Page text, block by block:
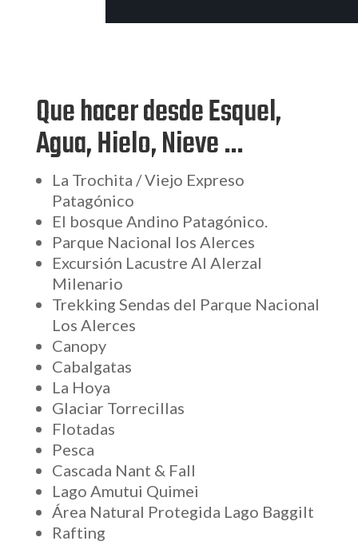
Que hacer desde Esquel,
Agua, Hielo, Nieve …
La Trochita / Viejo Expreso
Patagónico
El bosque Andino Patagónico.
Parque Nacional los Alerces
Excursión Lacustre Al Alerzal
Milenario
Trekking Sendas del Parque Nacional
Los Alerces
Canopy
Cabalgatas
La Hoya
Glaciar Torrecillas
Flotadas
Pesca
Cascada Nant & Fall
Lago Amutui Quimei
Área Natural Protegida Lago Baggilt
Rafting